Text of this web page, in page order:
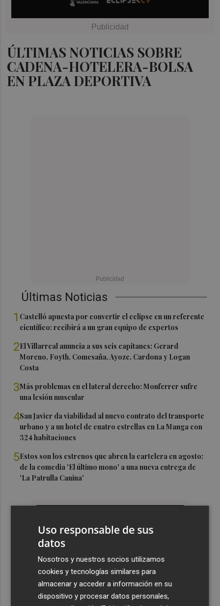
ÚLTIMAS NOTICIAS SOBRE
CADENA-HOTELERA-BOLSA
EN PLAZA DEPORTIVA
Últimas Noticias
1 Castelló apuesta por convertir el eclipse en un referente
científico: recibirá a un gran equipo de expertos
2El Villarreal anuncia a sus seis capitanes: Gerard
Moreno, Foyth, Comesaña, Ayoze, Cardona y Logan
Costa
3Más problemas en el lateral derecho: Monferrer sufre
una lesión muscular
4San Javier da viabilidad al nuevo contrato del transporte
urbano y a un hotel de cuatro estrellas en La Manga con
324 habitaciones
5Estos son los estrenos que abren la cartelera en agosto:
de la comedia 'El último mono' a una nueva entrega de
'La Patrulla Canina'
Uso responsable de sus
datos
Nosotros y nuestros socios utilizamos
cookies y tecnologías similares para
almacenar y acceder a información en su
dispositivo y procesar datos personales,